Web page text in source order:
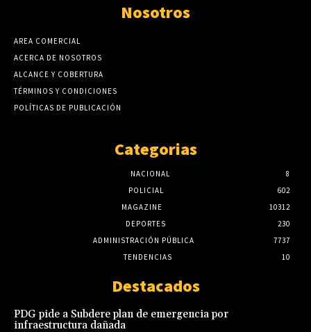
Nosotros
AREA COMERCIAL
ACERCA DE NOSOTROS
ALCANCE Y COBERTURA
TÉRMINOS Y CONDICIONES
POLÍTICAS DE PUBLICACIÓN
Categorias
NACIONAL
8
POLICIAL
602
MAGAZINE
10312
DEPORTES
230
ADMINISTRACIÓN PÚBLICA
7737
TENDENCIAS
10
Destacados
PDG pide a Subdere plan de emergencia por
infraestructura dañada